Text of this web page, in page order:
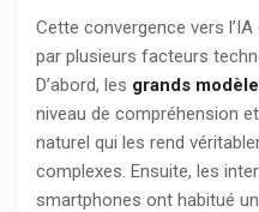
Cette convergence vers
par plusieurs facteurs
D’abord, les grands
niveau de compréhension
naturel qui les rend
complexes. Ensuite, les
smartphones ont habitué